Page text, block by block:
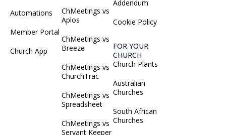
Automations
Member Portal
Church App
ChMeetings vs
Aplos
ChMeetings vs
Breeze
ChMeetings vs
ChurchTrac
ChMeetings vs
Spreadsheet
ChMeetings vs
Servant Keeper
Addendum
Cookie Policy
FOR YOUR
CHURCH
Church Plants
Australian
Churches
South African
Churches